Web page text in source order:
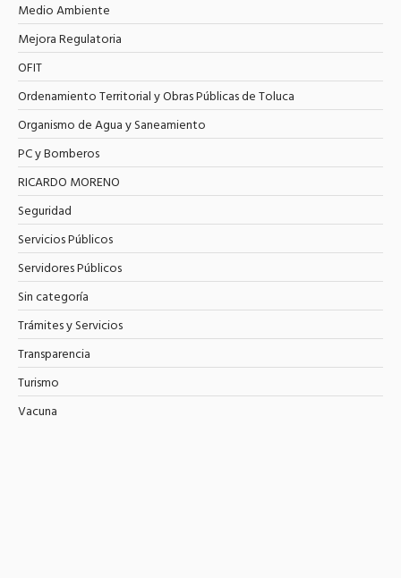
Medio Ambiente
Mejora Regulatoria
OFIT
Ordenamiento Territorial y Obras Públicas de Toluca
Organismo de Agua y Saneamiento
PC y Bomberos
RICARDO MORENO
Seguridad
Servicios Públicos
Servidores Públicos
Sin categoría
Trámites y Servicios
Transparencia
Turismo
Vacuna